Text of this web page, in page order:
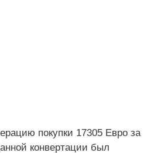
покупки 17305 Евро за
конвертации был